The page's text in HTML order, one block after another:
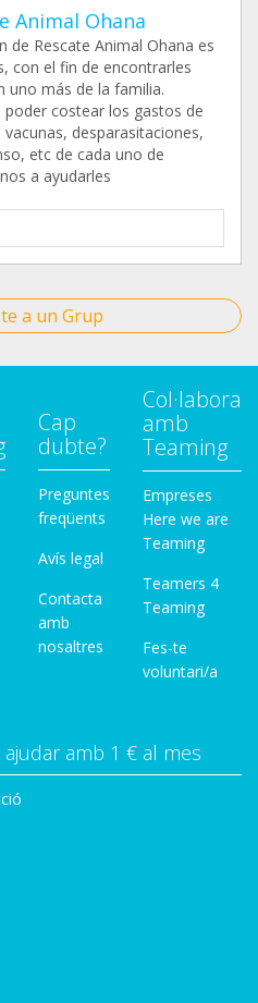
Animal Ohana
de Rescate Animal Ohana es
con el fin de encontrarles
uno más de la familia.
costear los gastos de
desparasitaciones,
etc de cada uno de
a ayudarles
a un Grup
Cap
dubte?
Preguntes
freqüents
Avís legal
Contacta
amb
nosaltres
Col·labora
amb
Teaming
Empreses
Here we are
Teaming
Teamers 4
Teaming
Fes-te
voluntari/a
amb 1 € al mes